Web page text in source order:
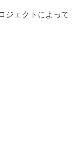
全体で遵守するよ
レッションテスト
メンバーが常に確
テストを記述、実
ジェクトによって